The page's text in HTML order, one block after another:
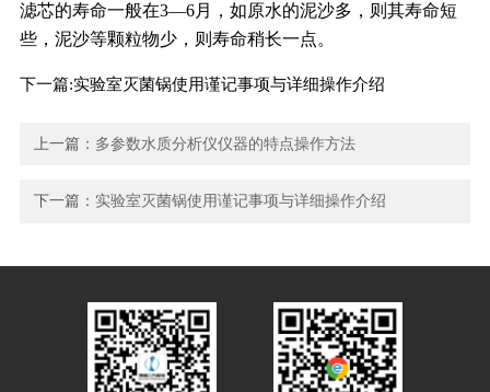
滤芯的寿命一般在3—6月，如原水的泥沙多，则其寿命短
些，泥沙等颗粒物少，则寿命稍长一点。
下一篇:实验室灭菌锅使用谨记事项与详细操作介绍
上一篇： 多参数水质分析仪仪器的特点操作方法
下一篇： 实验室灭菌锅使用谨记事项与详细操作介绍